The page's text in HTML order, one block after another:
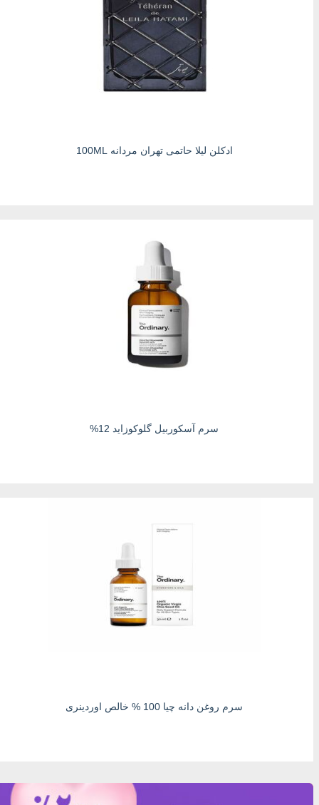
ادکلن لیلا حاتمی تهران مردانه 100ML
سرم آسکوربیل گلوکوزاید 12%
سرم روغن دانه چیا 100 % خالص اوردینری